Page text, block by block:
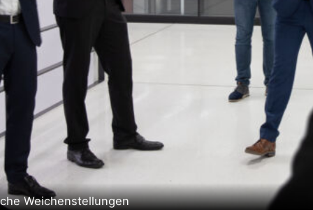
Weichenstellungen